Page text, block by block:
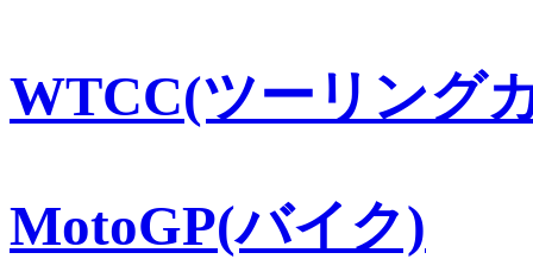
WTCC(ツーリング
MotoGP(バイク)